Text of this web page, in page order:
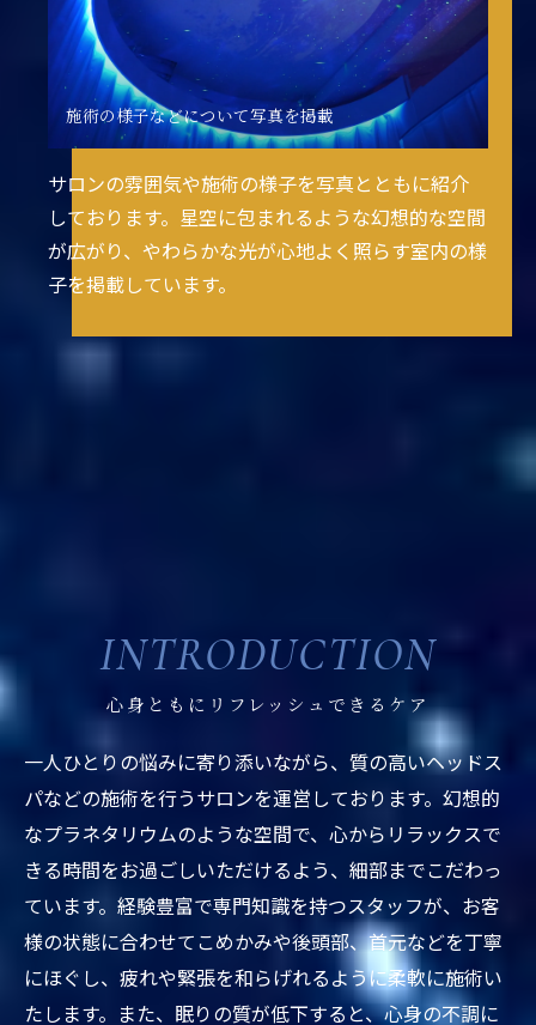
施術の様子などについて写真を掲載
サロンの雰囲気や施術の様子を写真とともに紹介
しております。星空に包まれるような幻想的な空間
が広がり、やわらかな光が心地よく照らす室内の様
子を掲載しています。
心身ともにリフレッシュできるケア
INTRODUCTION
一人ひとりの悩みに寄り添いながら、質の高いヘッドス
パなどの施術を行うサロンを運営しております。幻想的
なプラネタリウムのような空間で、心からリラックスで
きる時間をお過ごしいただけるよう、細部までこだわっ
ています。経験豊富で専門知識を持つスタッフが、お客
様の状態に合わせてこめかみや後頭部、首元などを丁寧
にほぐし、疲れや緊張を和らげれるように柔軟に施術い
たします。また、眠りの質が低下すると、心身の不調に